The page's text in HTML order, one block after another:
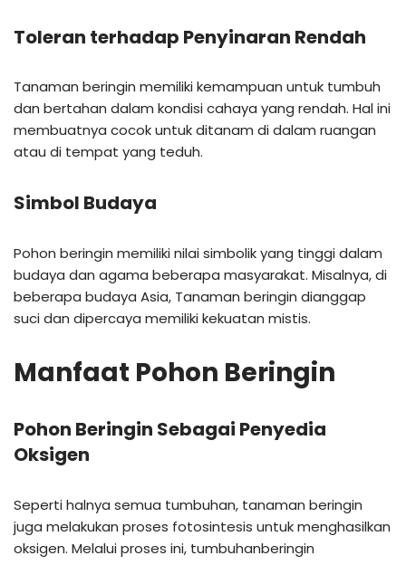
Toleran terhadap Penyinaran Rendah
Tanaman beringin memiliki kemampuan untuk tumbuh
dan bertahan dalam kondisi cahaya yang rendah. Hal ini
membuatnya cocok untuk ditanam di dalam ruangan
atau di tempat yang teduh.
Simbol Budaya
Pohon beringin memiliki nilai simbolik yang tinggi dalam
budaya dan agama beberapa masyarakat. Misalnya, di
beberapa budaya Asia, Tanaman beringin dianggap
suci dan dipercaya memiliki kekuatan mistis.
Manfaat Pohon Beringin
Pohon Beringin Sebagai Penyedia
Oksigen
Seperti halnya semua tumbuhan, tanaman beringin
juga melakukan proses fotosintesis untuk menghasilkan
oksigen. Melalui proses ini, tumbuhanberingin